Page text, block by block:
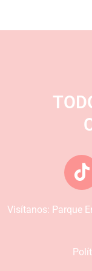
T
i
t
k
Visítanos: Parque